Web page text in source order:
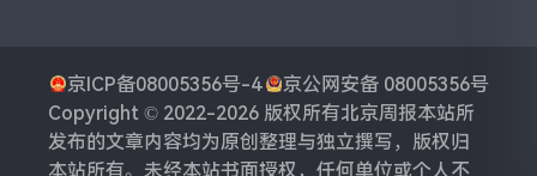
京ICP备08005356号-4
京公网安备 08005356号
Copyright © 2022-2026 版权所有北京周报本站所
发布的文章内容均为原创整理与独立撰写，版权归
本站所有。未经本站书面授权，任何单位或个人不